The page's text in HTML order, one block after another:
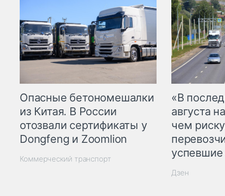
Опасные бетономешалки
из Китая. В России
отозвали сертификаты у
Dongfeng и Zoomlion
Коммерческий транспорт
«В
августа
чем
Дзен